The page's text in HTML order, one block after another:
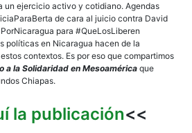
un ejercicio activo y cotidiano. Agendas
de cara al juicio contra David
para #QueLosLiberen
políticas en Nicaragua hacen de la
contextos. Es por eso que compartimos
a la Solidaridad en Mesoamérica que
Chiapas.
la publicación<<